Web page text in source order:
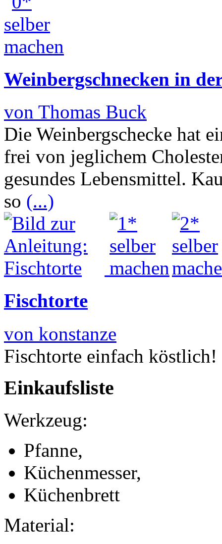
Weinbergschnecken in
von Thomas Buck
Die Weinbergschecke hat
frei von jeglichem
gesundes Lebensmittel.
so (...)
Fischtorte
von konstanze
Fischtorte einfach
Einkaufsliste
Werkzeug:
Pfanne,
Küchenmesser,
Küchenbrett
Material: